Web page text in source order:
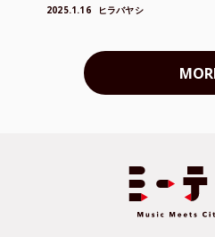
2025.1.16 ヒラバヤシ